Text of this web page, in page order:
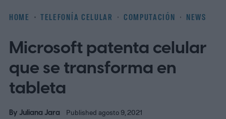
HOME TELEFONÍA CELULAR COMPUTACIÓN NEWS
Microsoft patenta celular
que se transforma en
tableta
ByJuliana Jara Published agosto 9, 2021